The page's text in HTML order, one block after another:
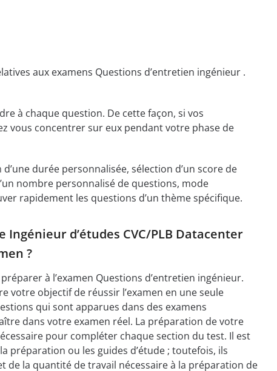
aux examens Questions d’entretien ingénieur .
à chaque question. De cette façon, si vos
vous concentrer sur eux pendant votre phase de
durée personnalisée, sélection d’un score de
nombre personnalisé de questions, mode
rapidement les questions d’un thème spécifique.
d’études CVC/PLB Datacenter
?
à l’examen Questions d’entretien ingénieur.
votre objectif de réussir l’examen en une seule
qui sont apparues dans des examens
dans votre examen réel. La préparation de votre
pour compléter chaque section du test. Il est
préparation ou les guides d’étude ; toutefois, ils
de la quantité de travail nécessaire à la préparation de